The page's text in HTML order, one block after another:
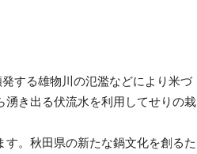
する雄物川の氾濫などにより米づ
湧き出る伏流水を利用してせりの栽
。秋田県の新たな鍋文化を創るた